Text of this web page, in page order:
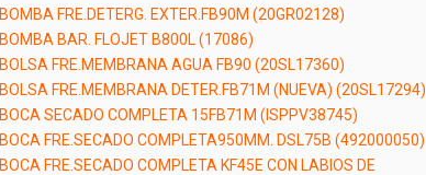
BOMBA FRE.DETERG. EXTER.FB90M (20GR02128)
BOMBA BAR. FLOJET B800L (17086)
BOLSA FRE.MEMBRANA AGUA FB90 (20SL17360)
BOLSA FRE.MEMBRANA DETER.FB71M (NUEVA) (20SL17294)
BOCA SECADO COMPLETA 15FB71M (ISPPV38745)
BOCA FRE.SECADO COMPLETA950MM. DSL75B (492000050)
BOCA FRE.SECADO COMPLETA KF45E CON LABIOS DE